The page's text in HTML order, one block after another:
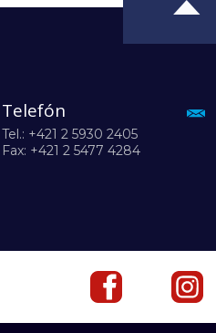
Telefón
Tel.: +421 2 5930 2405
Fax: +421 2 5477 4284